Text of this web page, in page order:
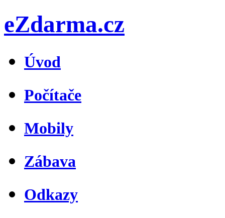
eZdarma.cz
Úvod
Počítače
Mobily
Zábava
Odkazy